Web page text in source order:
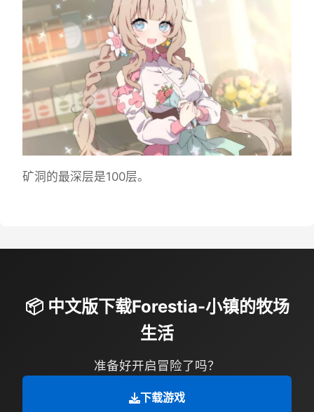
矿洞的最深层是100层。
📦 中文版下载Forestia-小镇的牧场
生活
准备好开启冒险了吗？
下载游戏